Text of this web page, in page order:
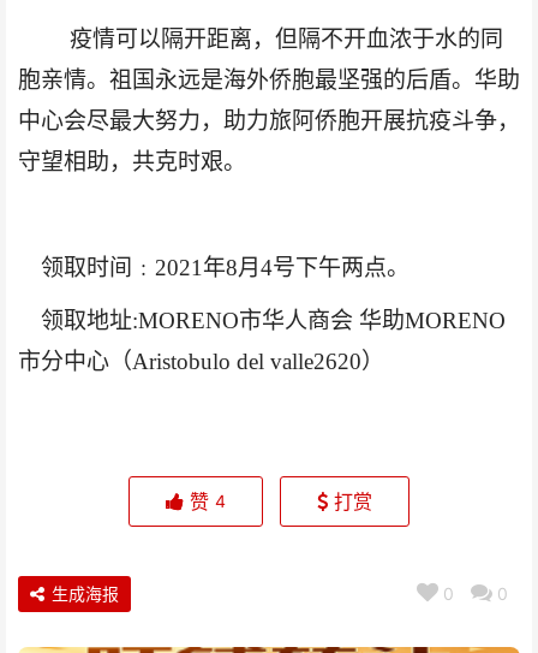
疫情可以隔开距离，但隔不开血浓于水的同
胞亲情。祖国永远是海外侨胞最坚强的后盾。华助
中心会尽最大努力，助力旅阿侨胞开展抗疫斗争，
守望相助，共克时艰。
领取时间﹕ 2021年8月4号下午两点。
领取地址:MORENO市华人商会 华助MORENO
市分中心（Aristobulo del valle2620）
赞 4 打赏
0 0
生成海报